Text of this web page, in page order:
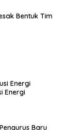
Bentuk Tim
Energi
Energi
Baru